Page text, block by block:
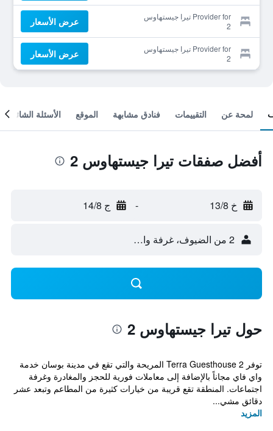
Provider for تيرا جيستهاوس
2
عرض الأسعار
Provider for تيرا جيستهاوس
2
عرض الأسعار
لمحة عن التقييمات فنادق مشابهة الموقع الأسئلة الشائعة
أفضل صفقات تيرا جيستهاوس 2
خ 13/8 - ج 14/8
2 من الضيوف، غرفة واحدة
حول تيرا جيستهاوس 2
توفر Terra Guesthouse 2 المريحة والتي تقع في مدينة بوسان خدمة
واي فاي مجاناً بالإضافة إلى معاملات فورية للحجز والمغادرة وغرفة
اجتماعات. المنطقة تقع قريبة من خيارات كثيرة من المطاعم وتبعد عشر
دقائق مشي...
المزيد